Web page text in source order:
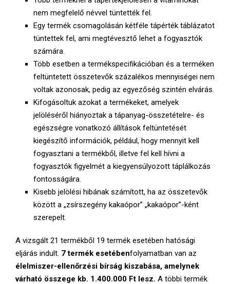
nem megfelelő névvel tüntették fel.
Egy termék csomagolásán kétféle tápérték táblázatot
tüntettek fel, ami megtévesztő lehet a fogyasztók
számára.
Több esetben a termékspecifikációban és a terméken
feltüntetett összetevők százalékos mennyiségei nem
voltak azonosak, pedig az egyezőség szintén elvárás.
Kifogásoltuk azokat a termékeket, amelyek
jelöléséről hiányoztak a tápanyag-összetételre- és
egészségre vonatkozó állítások feltüntetését
kiegészítő információk, például, hogy mennyit kell
fogyasztani a termékből, illetve fel kell hívni a
fogyasztók figyelmét a kiegyensúlyozott táplálkozás
fontosságára.
Kisebb jelölési hibának számított, ha az összetevők
között a „zsírszegény kakaópor” „kakaópor”-ként
szerepelt.
A vizsgált 21 termékből 19 termék esetében hatósági
eljárás indult. 7 termék esetébenfolyamatban van az
élelmiszer-ellenőrzési bírság kiszabása, amelynek
várható összege kb. 1.400.000 Ft lesz. A többi termék